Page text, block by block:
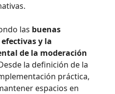
las buenas
y la
de la moderación
la definición de la
práctica,
espacios en